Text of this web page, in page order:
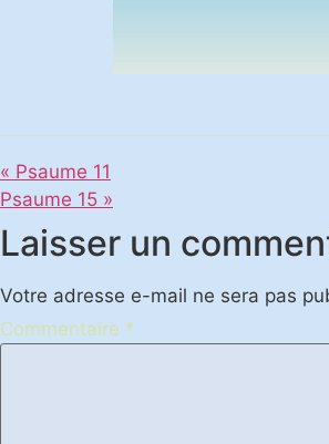
« Psaume 11
Psaume 15 »
Laisser un
Votre adresse e-mail ne sera pas
Commentaire *